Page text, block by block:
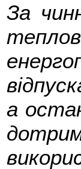
За
а